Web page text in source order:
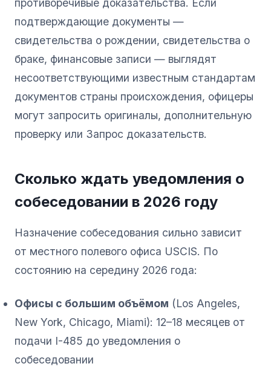
подтверждающие документы —
свидетельства о рождении, свидетельства о
браке, финансовые записи — выглядят
несоответствующими известным стандартам
документов страны происхождения, офицеры
могут запросить оригиналы, дополнительную
проверку или Запрос доказательств.
Сколько ждать уведомления о
собеседовании в 2026 году
Назначение собеседования сильно зависит
от местного полевого офиса USCIS. По
состоянию на середину 2026 года:
Офисы с большим объёмом (Los Angeles,
New York, Chicago, Miami): 12–18 месяцев от
подачи I-485 до уведомления о
собеседовании